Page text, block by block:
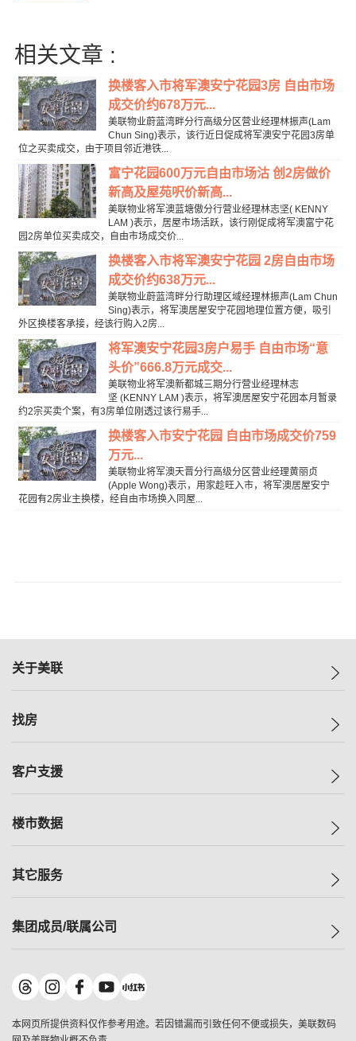
相关文章 :
换楼客入市将军澳安宁花园3房 自由市场
成交价约678万元...
美联物业蔚蓝湾畔分行高级分区营业经理林振声(Lam
Chun Sing)表示，该行近日促成将军澳安宁花园3房单
位之买卖成交，由于项目邻近港铁...
富宁花园600万元自由市场沽 创2房做价
新高及屋苑呎价新高...
美联物业将军澳蓝塘傲分行营业经理林志坚( KENNY
LAM )表示，居屋市场活跃，该行刚促成将军澳富宁花
园2房单位买卖成交，自由市场成交价...
换楼客入市将军澳安宁花园 2房自由市场
成交价约638万元...
美联物业蔚蓝湾畔分行助理区域经理林振声(Lam Chun
Sing)表示，将军澳居屋安宁花园地理位置方便，吸引
外区换楼客承接，经该行购入2房...
将军澳安宁花园3房户易手 自由市场“意
头价”666.8万元成交...
美联物业将军澳新都城三期分行营业经理林志
坚 (KENNY LAM )表示，将军澳居屋安宁花园本月暂录
约2宗买卖个案，有3房单位刚透过该行易手...
换楼客入市安宁花园 自由市场成交价759
万元...
美联物业将军澳天晋分行高级分区营业经理黄丽贞
(Apple Wong)表示，用家趁旺入市，将军澳居屋安宁
花园有2房业主换楼，经自由市场换入同屋...
关于美联
美联集团
人才招募
找房
一手新房
减价
美联豪宅
独家楼盘
租房
客户支援
自助放盘
查询热线
按揭计算机
负担能力计算机
转按计算机
缴款方式
楼市数据
指数
历史成交
小区成交排行榜
地区百科
其它服务
小区专页
美联精英会
美善会
集团成员/联属公司
美联物业
鋑联控股*
美联工商铺*
本网页所提供资料仅作参考用途。若因错漏而引致任何不便或损失，美联数码